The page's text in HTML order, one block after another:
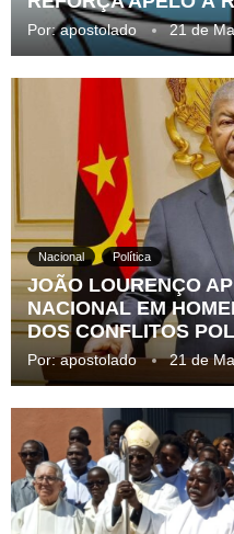
Por:apostolado 21 de
Nacional Política
JOÃO LOURENÇO
NACIONAL EM
DOS CONFLITOS
Por:apostolado 21 de